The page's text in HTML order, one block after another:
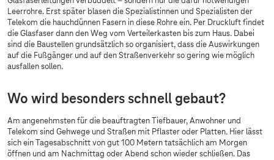
Leerrohre. Erst später blasen die Spezialistinnen und Spezialisten der
Telekom die hauchdünnen Fasern in diese Rohre ein. Per Druckluft findet
die Glasfaser dann den Weg vom Verteilerkasten bis zum Haus. Dabei
sind die Baustellen grundsätzlich so organisiert, dass die Auswirkungen
auf die Fußgänger und auf den Straßenverkehr so gering wie möglich
ausfallen sollen.
Wo wird besonders schnell gebaut?
Am angenehmsten für die beauftragten Tiefbauer, Anwohner und
Telekom sind Gehwege und Straßen mit Pflaster oder Platten. Hier lässt
sich ein Tagesabschnitt von gut 100 Metern tatsächlich am Morgen
öffnen und am Nachmittag oder Abend schon wieder schließen. Das